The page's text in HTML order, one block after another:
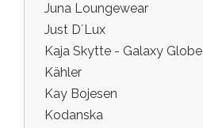
Juna Loungewear
Just D´Lux
Kaja Skytte - Galaxy Globe
Kähler
Kay Bojesen
Kodanska